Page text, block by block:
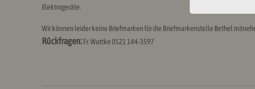
Elektrogeräte.
Wir können leider keine Briefmarken für die Briefmarkenstelle Bethel
Rückfragen:Fr. Wuttke 0521 144-3597